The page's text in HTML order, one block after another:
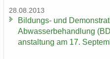
28.08.2013
Bildungs-​ und
Ab­was­ser­be­hand­lung
an­stal­tung am 17.